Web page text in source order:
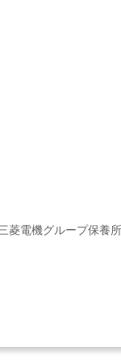
菱電機グループ保養